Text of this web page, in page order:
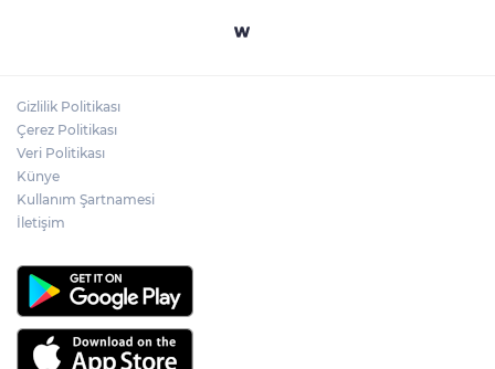
Gizlilik Politikası
Çerez Politikası
Veri Politikası
Künye
Kullanım Şartnamesi
İletişim